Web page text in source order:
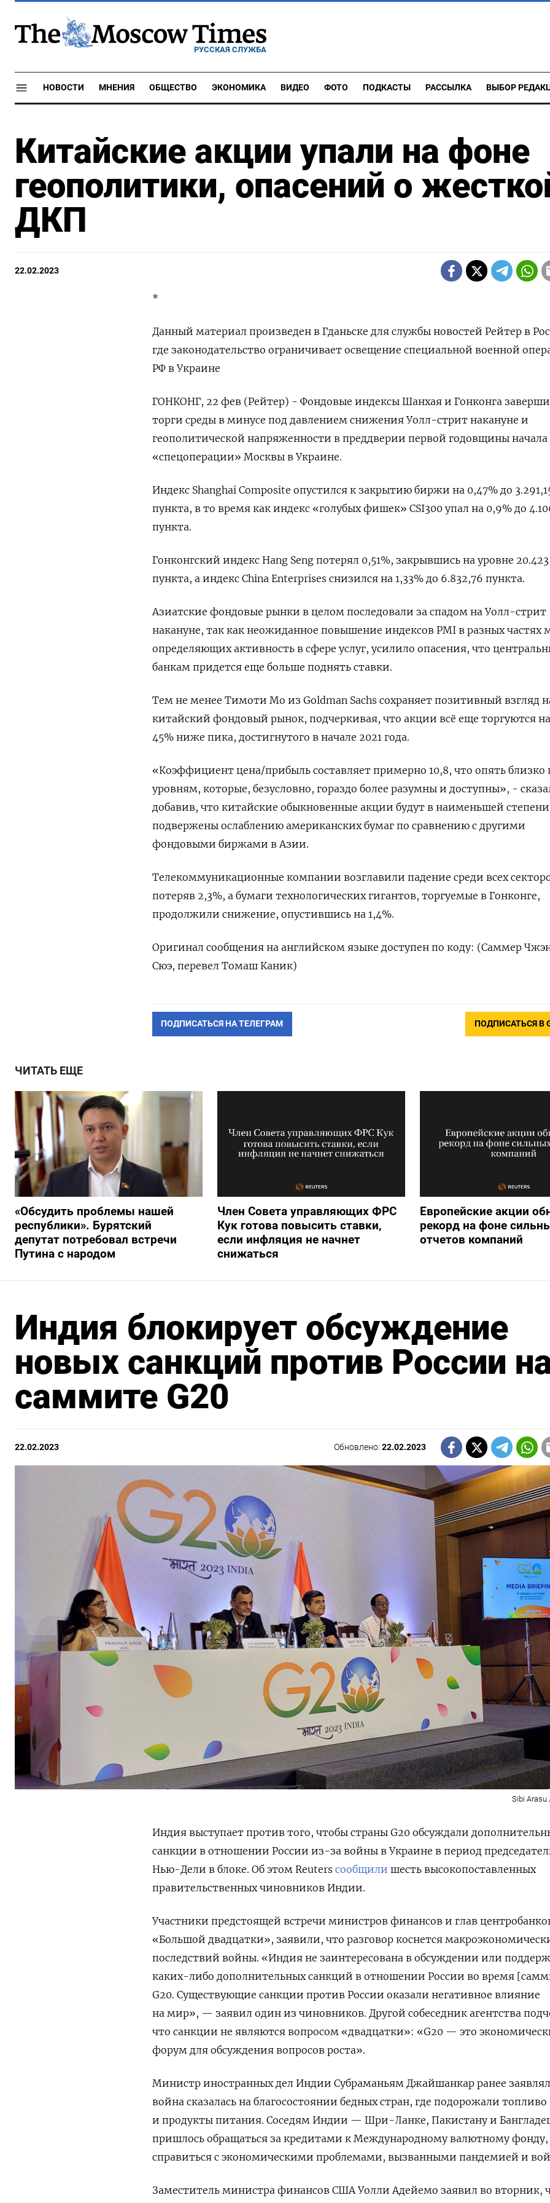
РУССКАЯ СЛУЖБА
НОВОСТИ МНЕНИЯ ОБЩЕСТВО ЭКОНОМИКА ВИДЕО ФОТО ПОДКАСТЫ РАССЫЛКА ВЫБОР
Китайские акции упали на фоне
геополитики, опасений о
ДКП
22.02.2023
*
Данный материал произведен в Гданьске для службы новостей Рейтер в
где законодательство ограничивает освещение специальной военной
РФ в Украине
ГОНКОНГ, 22 фев (Рейтер) - Фондовые индексы Шанхая и Гонконга
торги среды в минусе под давлением снижения Уолл-стрит накануне и
геополитической напряженности в преддверии первой годовщины начала
«спецоперации» Москвы в Украине.
Индекс Shanghai Composite опустился к закрытию биржи на 0,47% до
пункта, в то время как индекс «голубых фишек» CSI300 упал на 0,9% до
пункта.
Гонконгский индекс Hang Seng потерял 0,51%, закрывшись на уровне
пункта, а индекс China Enterprises снизился на 1,33% до 6.832,76 пункта.
Азиатские фондовые рынки в целом последовали за спадом на Уолл-стрит
накануне, так как неожиданное повышение индексов PMI в разных частях
определяющих активность в сфере услуг, усилило опасения, что
банкам придется еще больше поднять ставки.
Тем не менее Тимоти Мо из Goldman Sachs сохраняет позитивный взгляд
китайский фондовый рынок, подчеркивая, что акции всё еще торгуются
45% ниже пика, достигнутого в начале 2021 года.
«Коэффициент цена/прибыль составляет примерно 10,8, что опять близко
уровням, которые, безусловно, гораздо более разумны и доступны», -
добавив, что китайские обыкновенные акции будут в наименьшей степени
подвержены ослаблению американских бумаг по сравнению с другими
фондовыми биржами в Азии.
Телекоммуникационные компании возглавили падение среди всех
потеряв 2,3%, а бумаги технологических гигантов, торгуемые в Гонконге,
продолжили снижение, опустившись на 1,4%.
Оригинал сообщения на английском языке доступен по коду: (Саммер
Сюэ, перевел Томаш Каник)
ПОДПИСАТЬСЯ НА ТЕЛЕГРАМ ПОДПИСАТЬСЯ В
ЧИТАТЬ ЕЩЕ
«Обсудить проблемы нашей
республики». Бурятский
депутат потребовал встречи
Путина с народом
Член Совета управляющих ФРС
Кук готова повысить ставки,
если инфляция не начнет
снижаться
Европейские акции
рекорд на фоне
отчетов компаний
Индия блокирует обсуждение
новых санкций против России
саммите G20
22.02.2023 Обновлено:22.02.2023
Sibi
Индия выступает против того, чтобы страны G20 обсуждали
санкции в отношении России из-за войны в Украине в период
Нью-Дели в блоке. Об этом Reuters сообщили шесть высокопоставленных
правительственных чиновников Индии.
Участники предстоящей встречи министров финансов и глав
«Большой двадцатки», заявили, что разговор коснется
последствий войны. «Индия не заинтересована в обсуждении или
каких-либо дополнительных санкций в отношении России во время
G20. Существующие санкции против России оказали негативное влияние
на мир», — заявил один из чиновников. Другой собеседник агентства
что санкции не являются вопросом «двадцатки»: «G20 — это
форум для обсуждения вопросов роста».
Министр иностранных дел Индии Субраманьям Джайшанкар ранее
война сказалась на благосостоянии бедных стран, где подорожали топливо
и продукты питания. Соседям Индии — Шри-Ланке, Пакистану и
пришлось обращаться за кредитами к Международному валютному
справиться с экономическими проблемами, вызванными пандемией и
Заместитель министра финансов США Уолли Адейемо заявил во вторник,